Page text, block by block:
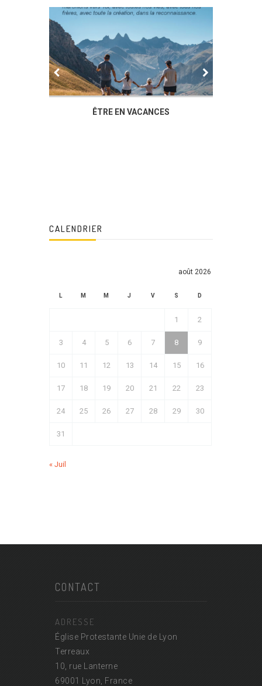
ÊTRE EN VACANCES
CALENDRIER
août 2026
L M M J V S D
1 2
3 4 5 6 7 8 9
10 11 12 13 14 15 16
17 18 19 20 21 22 23
24 25 26 27 28 29 30
31
« Juil
CONTACT
ADRESSE
Église Protestante Unie de Lyon
Terreaux
10, rue Lanterne
69001 Lyon, France